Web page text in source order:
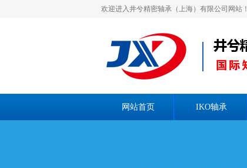
欢迎进入井兮精密轴承（上海）有限公司网站！
网站首页 IKO轴承